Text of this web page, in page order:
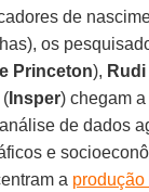
de
os
Princeton),
( Insper) chegam
de dados
e
a produção